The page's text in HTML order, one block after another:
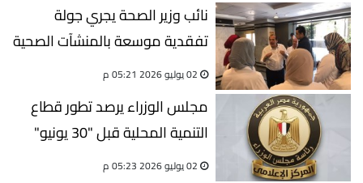
نائب وزير الصحة يجري جولة
تفقدية موسعة بالمنشآت الصحية
في الدقهلية ويوجه بمكافآت
02 يوليو 2026 05:21 م
مجلس الوزراء يرصد تطور قطاع
التنمية المحلية قبل "30 يونيو"
وبعدها
02 يوليو 2026 05:23 م